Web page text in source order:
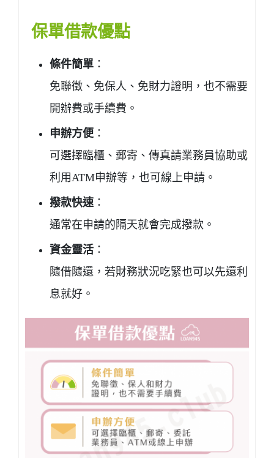
保單借款優點
條件簡單 ：
免聯徵、免保人、免財力證明，也不需要
開辦費或手續費。
申辦方便 ：
可選擇臨櫃、郵寄、傳真請業務員協助或
利用ATM申辦等，也可線上申請。
撥款快速 ：
通常在申請的隔天就會完成撥款。
資金靈活 ：
隨借隨還，若財務狀況吃緊也可以先還利
息就好。